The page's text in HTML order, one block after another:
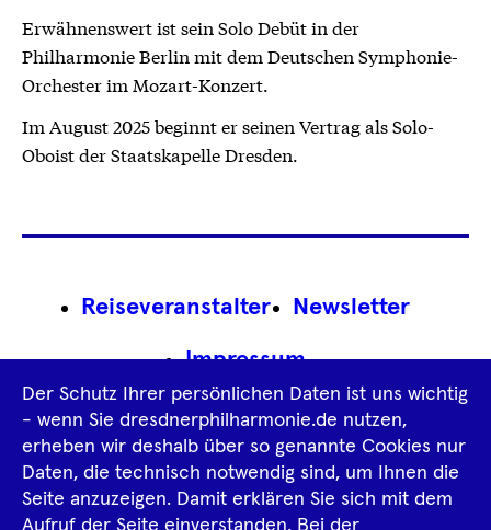
Erwähnenswert ist sein Solo Debüt in der
Philharmonie Berlin mit dem Deutschen Symphonie-
Orchester im Mozart-Konzert.
Im August 2025 beginnt er seinen Vertrag als Solo-
Oboist der Staatskapelle Dresden.
Footer
Reiseveranstalter Newsletter
Impressum
Datenschutz­information AGB
Intern
Der Schutz Ihrer persönlichen Daten ist uns wichtig
- wenn Sie dresdnerphilharmonie.de nutzen,
erheben wir deshalb über so genannte Cookies nur
Daten, die technisch notwendig sind, um Ihnen die
Seite anzuzeigen. Damit erklären Sie sich mit dem
Aufruf der Seite einverstanden. Bei der